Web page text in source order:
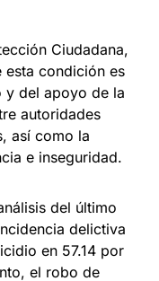
Ciudadana,
esta condición es
y del apoyo de la
autoridades
así como la
e inseguridad.
del último
delictiva
en 57.14 por
el robo de